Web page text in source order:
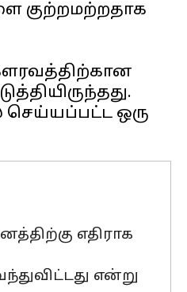
குற்றமற்றதாக
ஒரு
எதிராக
என்று